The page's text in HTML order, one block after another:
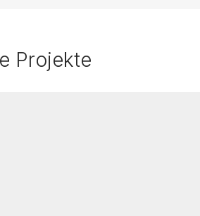
Projekte